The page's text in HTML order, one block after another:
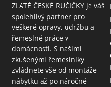
ZLATÉ ČESKÉ RUČIČKY je váš
spolehlivý partner pro
veškeré opravy, údržbu a
řemeslné práce v
domácnosti. S našimi
zkušenými řemeslníky
zvládnete vše od montáže
nábytku až po náročné